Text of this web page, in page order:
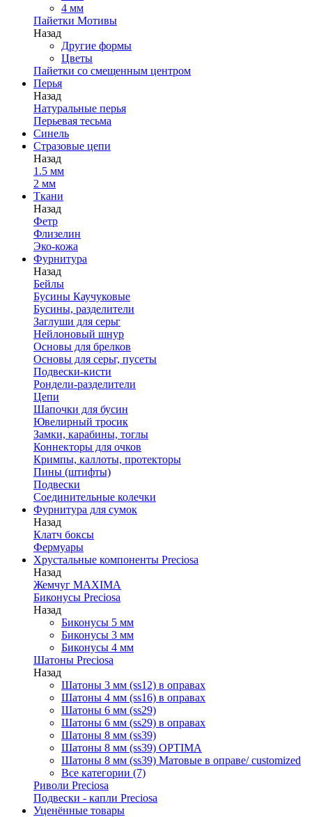
4 мм
Пайетки Мотивы
Назад
Другие формы
Цветы
Пайетки со смещенным центром
Перья
Назад
Натуральные перья
Перьевая тесьма
Синель
Стразовые цепи
Назад
1.5 мм
2 мм
Ткани
Назад
Фетр
Флизелин
Эко-кожа
Фурнитура
Назад
Бейлы
Бусины Каучуковые
Бусины, разделители
Заглуши для серьг
Нейлоновый шнур
Основы для брелков
Основы для серьг, пусеты
Подвески-кисти
Рондели-разделители
Цепи
Шапочки для бусин
Ювелирный тросик
Замки, карабины, тоглы
Коннекторы для очков
Кримпы, каллоты, протекторы
Пины (штифты)
Подвески
Соединительные колечки
Фурнитура для сумок
Назад
Клатч боксы
Фермуары
Хрустальные компоненты Preciosa
Назад
Жемчуг MAXIMA
Биконусы Preciosa
Назад
Биконусы 5 мм
Биконусы 3 мм
Биконусы 4 мм
Шатоны Preciosa
Назад
Шатоны 3 мм (ss12) в оправах
Шатоны 4 мм (ss16) в оправах
Шатоны 6 мм (ss29)
Шатоны 6 мм (ss29) в оправах
Шатоны 8 мм (ss39)
Шатоны 8 мм (ss39) OPTIMA
Шатоны 8 мм (ss39) Матовые в оправе/ customized
Все категории (7)
Риволи Preciosa
Подвески - капли Preciosa
Уценённые товары